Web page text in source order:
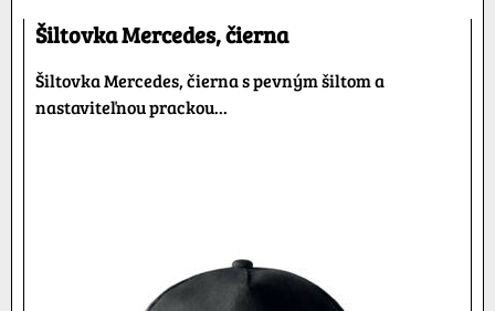
Šiltovka Mercedes, čierna
Šiltovka Mercedes, čierna s pevným šiltom a
nastaviteľnou prackou...